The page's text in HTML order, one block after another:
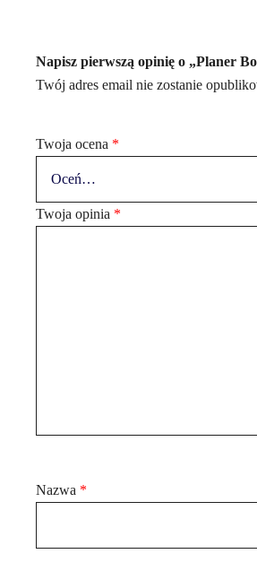
Napisz pierwszą opinię o „Planer
Twój adres email nie zostanie
Twoja ocena *
Twoja opinia *
Nazwa *